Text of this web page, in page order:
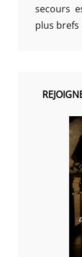
secours
plus brefs